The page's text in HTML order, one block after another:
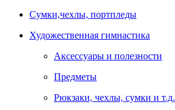
Сумки,чехлы, портпледы
Художественная гимнастика
Аксессуары и полезности
Предметы
Рюкзаки, чехлы, сумки и т.д.